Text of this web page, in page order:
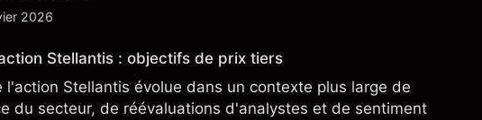
2026
Stellantis : objectifs de prix tiers
l'action Stellantis évolue dans un contexte plus large de
du secteur, de réévaluations d'analystes et de sentiment